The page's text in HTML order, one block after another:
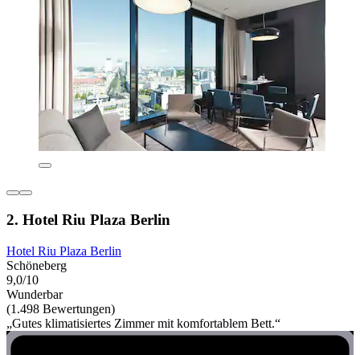
2. Hotel Riu Plaza Berlin
Hotel Riu Plaza Berlin
Schöneberg
9,0/10
Wunderbar
(1.498 Bewertungen)
„Gutes klimatisiertes Zimmer mit komfortablem Bett.“